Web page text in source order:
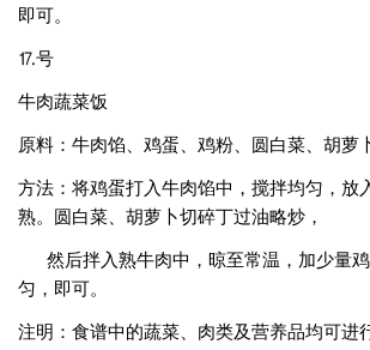
即可。
⒘号
牛肉蔬菜饭
原料：牛肉馅、鸡蛋、鸡粉、圆白菜、胡萝
方法：将鸡蛋打入牛肉馅中，搅拌均匀，放
熟。圆白菜、胡萝卜切碎丁过油略炒，
然后拌入熟牛肉中，晾至常温，加少量
匀，即可。
注明：食谱中的蔬菜、肉类及营养品均可进